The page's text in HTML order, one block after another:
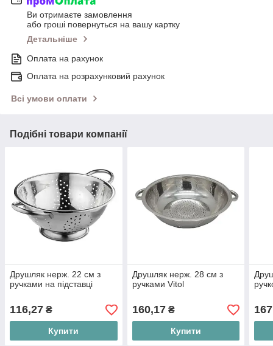
Ви отримаєте замовлення
або гроші повернуться на вашу картку
Детальніше
Оплата на рахунок
Оплата на розрахунковий рахунок
Всі умови оплати
Подібні товари компанії
Друшляк нерж. 22 см з
ручками на підставці
116,27 ₴
Купити
Друшляк нерж. 28 см з
ручками Vitol
160,17₴
Купити